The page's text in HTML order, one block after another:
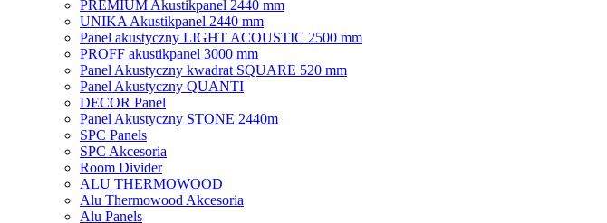
PREMIUM Akustikpanel 2440 mm
UNIKA Akustikpanel 2440 mm
Panel akustyczny LIGHT ACOUSTIC 2500 mm
PROFF akustikpanel 3000 mm
Panel Akustyczny kwadrat SQUARE 520 mm
Panel Akustyczny QUANTI
DECOR Panel
Panel Akustyczny STONE 2440m
SPC Panels
SPC Akcesoria
Room Divider
ALU THERMOWOOD
Alu Thermowood Akcesoria
Alu Panels